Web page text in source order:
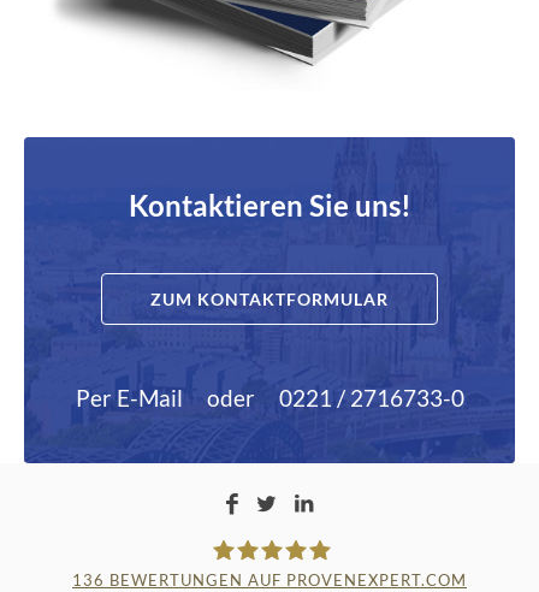
Kontaktieren Sie uns!
ZUM KONTAKTFORMULAR
Per E-Mail oder 0221 / 2716733-0
136 BEWERTUNGEN AUF PROVENEXPERT.COM